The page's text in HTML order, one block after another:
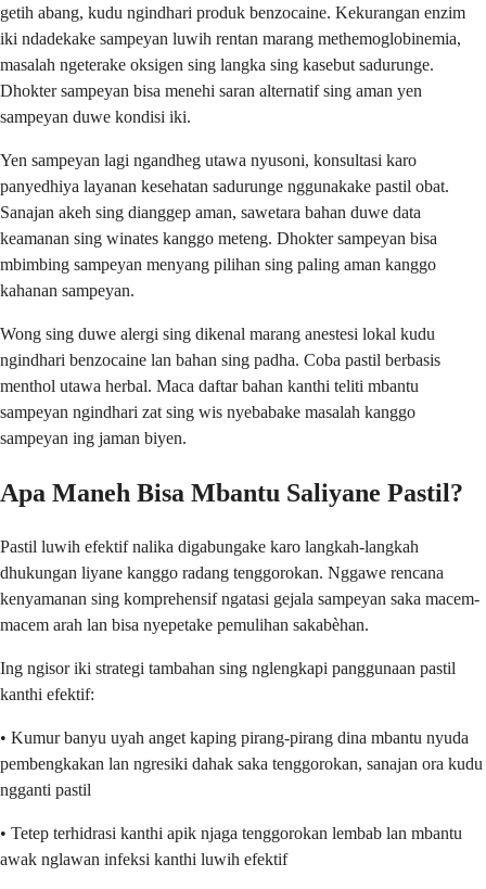
getih abang, kudu ngindhari produk benzocaine. Kekurangan enzim
iki ndadekake sampeyan luwih rentan marang methemoglobinemia,
masalah ngeterake oksigen sing langka sing kasebut sadurunge.
Dhokter sampeyan bisa menehi saran alternatif sing aman yen
sampeyan duwe kondisi iki.
Yen sampeyan lagi ngandheg utawa nyusoni, konsultasi karo
panyedhiya layanan kesehatan sadurunge nggunakake pastil obat.
Sanajan akeh sing dianggep aman, sawetara bahan duwe data
keamanan sing winates kanggo meteng. Dhokter sampeyan bisa
mbimbing sampeyan menyang pilihan sing paling aman kanggo
kahanan sampeyan.
Wong sing duwe alergi sing dikenal marang anestesi lokal kudu
ngindhari benzocaine lan bahan sing padha. Coba pastil berbasis
menthol utawa herbal. Maca daftar bahan kanthi teliti mbantu
sampeyan ngindhari zat sing wis nyebabake masalah kanggo
sampeyan ing jaman biyen.
Apa Maneh Bisa Mbantu Saliyane Pastil?
Pastil luwih efektif nalika digabungake karo langkah-langkah
dhukungan liyane kanggo radang tenggorokan. Nggawe rencana
kenyamanan sing komprehensif ngatasi gejala sampeyan saka macem-
macem arah lan bisa nyepetake pemulihan sakabèhan.
Ing ngisor iki strategi tambahan sing nglengkapi panggunaan pastil
kanthi efektif:
• Kumur banyu uyah anget kaping pirang-pirang dina mbantu nyuda
pembengkakan lan ngresiki dahak saka tenggorokan, sanajan ora kudu
ngganti pastil
• Tetep terhidrasi kanthi apik njaga tenggorokan lembab lan mbantu
awak nglawan infeksi kanthi luwih efektif